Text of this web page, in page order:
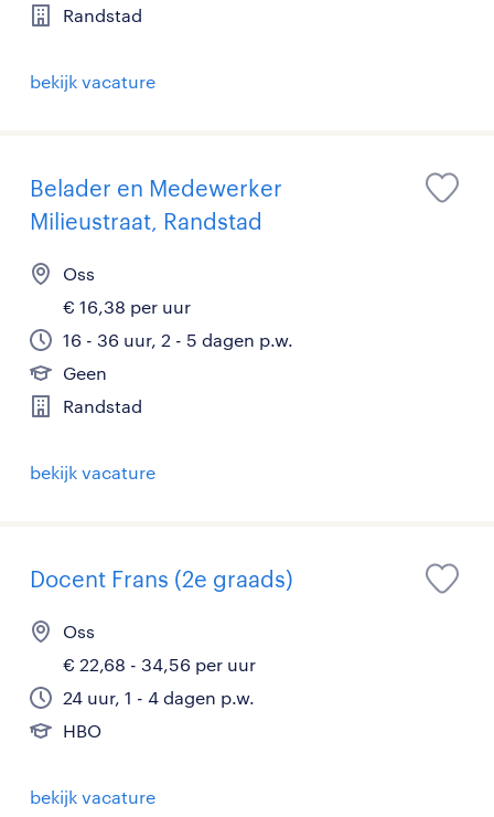
Randstad
bekijk vacature
Belader en Medewerker
Milieustraat, Randstad
Oss
€ 16,38 per uur
16 - 36 uur, 2 - 5 dagen p.w.
Geen
Randstad
bekijk vacature
Docent Frans (2e graads)
Oss
€ 22,68 - 34,56 per uur
24 uur, 1 - 4 dagen p.w.
HBO
bekijk vacature